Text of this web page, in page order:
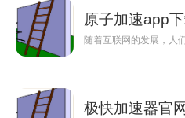
原子加速app
随着互联网的发展，人
极快加速器官